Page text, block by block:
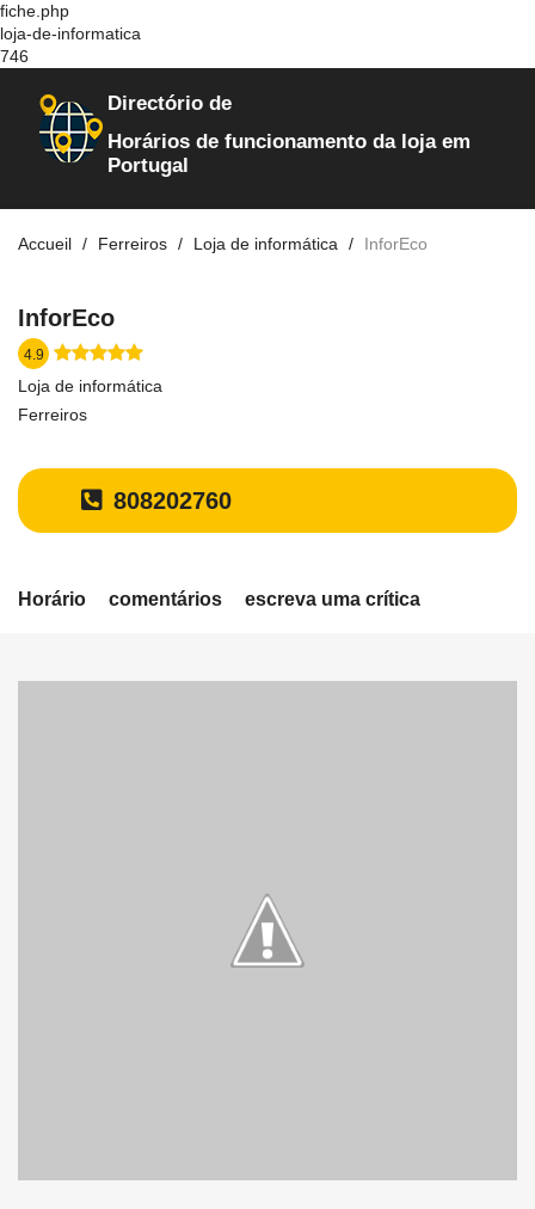
fiche.php
loja-de-informatica
746
Directório de
Horários de funcionamento da loja em
Portugal
Accueil Ferreiros Loja de informática InforEco
InforEco
4.9
Loja de informática
Ferreiros
808202760
Horário comentários escreva uma crítica